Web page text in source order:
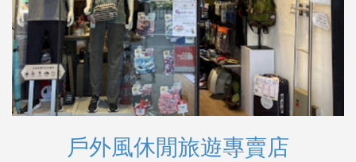
戶外風休閒旅遊專賣店